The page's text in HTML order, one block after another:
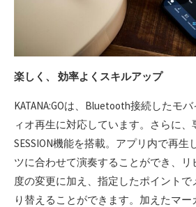
楽しく、 効率よくスキルアップ
KATANA:GOは、Bluetooth接続したモ
ィオ再生に対応しています。さらに
SESSION機能を搭載。アプリ内で再生
ツに合わせて演奏することができ、
度の変更に加え、指定したポイント
り替えることができます。加えたマ